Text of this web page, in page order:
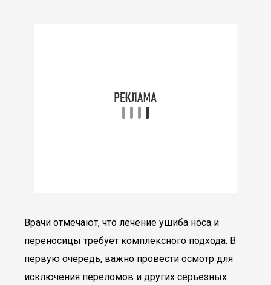
Врачи отмечают, что лечение ушиба носа и
переносицы требует комплексного подхода. В
первую очередь, важно провести осмотр для
исключения переломов и других серьезных